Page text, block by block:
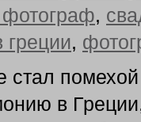
,
,
стал
в